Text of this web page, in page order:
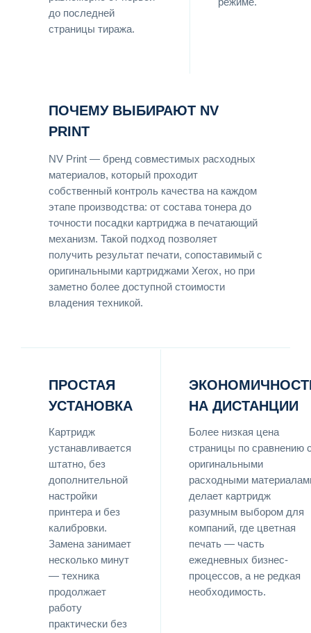
до последней
страницы тиража.
ПОЧЕМУ ВЫБИРАЮТ NV
PRINT
NV Print — бренд совместимых расходных
материалов, который проходит
собственный контроль качества на каждом
этапе производства: от состава тонера до
точности посадки картриджа в печатающий
механизм. Такой подход позволяет
получить результат печати, сопоставимый с
оригинальными картриджами Xerox, но при
заметно более доступной стоимости
владения техникой.
ПРОСТАЯ
УСТАНОВКА
Картридж
устанавливается
штатно, без
дополнительной
настройки
принтера и без
калибровки.
Замена занимает
несколько минут
— техника
продолжает
работу
практически без
НА ДИСТАНЦИИ
Более низкая цена
страницы по сравнению
оригинальными
расходными
делает картридж
разумным выбором для
компаний, где цветная
печать — часть
ежедневных бизнес-
процессов, а не редкая
необходимость.